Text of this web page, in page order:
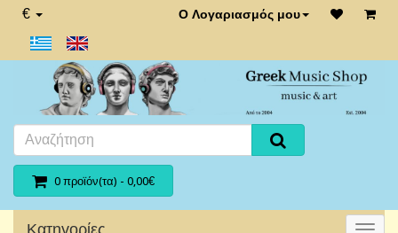
€ Ο Λογαριασμός μου
0 προϊόν(τα) - 0,00€
Κατηγορίες